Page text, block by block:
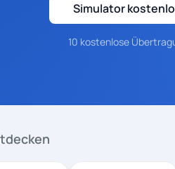
Simulator
10 kostenlose